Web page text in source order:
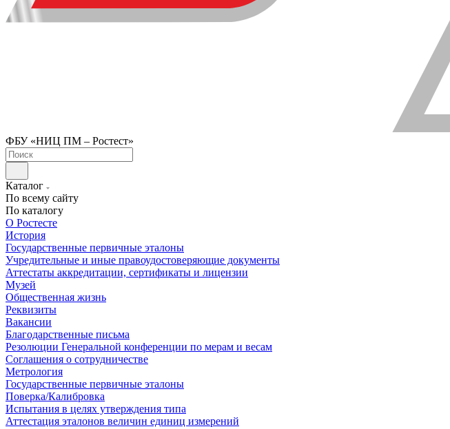
ФБУ «НИЦ ПМ – Ростест»
Каталог
По всему сайту
По каталогу
О Ростесте
История
Государственные первичные эталоны
Учредительные и иные правоудостоверяющие документы
Аттестаты аккредитации, сертификаты и лицензии
Музей
Общественная жизнь
Реквизиты
Вакансии
Благодарственные письма
Резолюции Генеральной конференции по мерам и весам
Соглашения о сотрудничестве
Метрология
Государственные первичные эталоны
Поверка/Калибровка
Испытания в целях утверждения типа
Аттестация эталонов величин единиц измерений